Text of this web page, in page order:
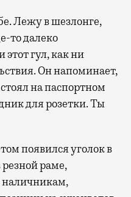
Лежу в шезлонге,
то далеко
этот гул, как ни
Он напоминает,
на паспортном
для розетки. Ты
появился уголок в
раме,